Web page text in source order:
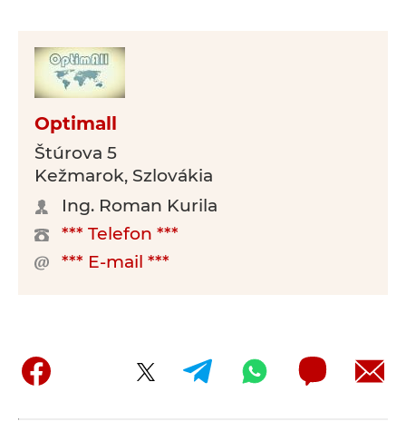
Optimall
Štúrova 5
Kežmarok, Szlovákia
Ing. Roman Kurila
*** Telefon ***
*** E-mail ***